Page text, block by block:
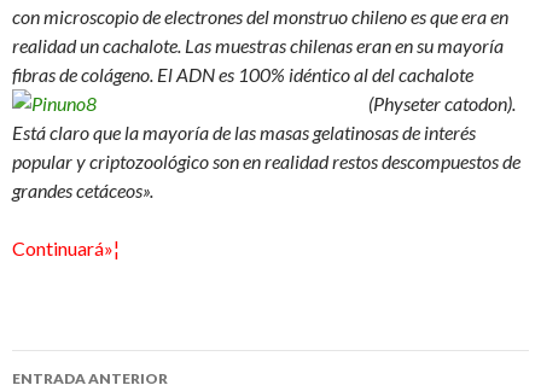
con microscopio de electrones del monstruo chileno es que era en
realidad un cachalote. Las muestras chilenas eran en su mayoría
fibras de colágeno. El ADN es 100% idéntico al del cachalote
(Physeter catodon).
Está claro que la mayoría de las masas gelatinosas de interés
popular y criptozoológico son en realidad restos descompuestos de
grandes cetáceos».
Continuará»¦
Navegación
ENTRADA ANTERIOR